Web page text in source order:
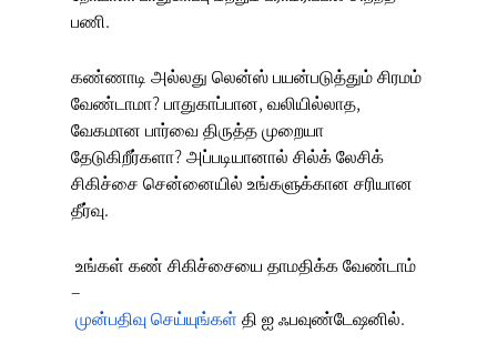
பணி.
கண்ணாடி அல்லது லென்ஸ் பயன்படுத்தும் சிரமம்
வேண்டாமா? பாதுகாப்பான, வலியில்லாத,
வேகமான பார்வை திருத்த முறையா
தேடுகிறீர்களா? அப்படியானால் சில்க் லேசிக்
சிகிச்சை சென்னையில் உங்களுக்கான சரியான
தீர்வு.
உங்கள் கண் சிகிச்சையை தாமதிக்க வேண்டாம்
–
முன்பதிவு செய்யுங்கள் தி ஐ ஃபவுண்டேஷனில்.